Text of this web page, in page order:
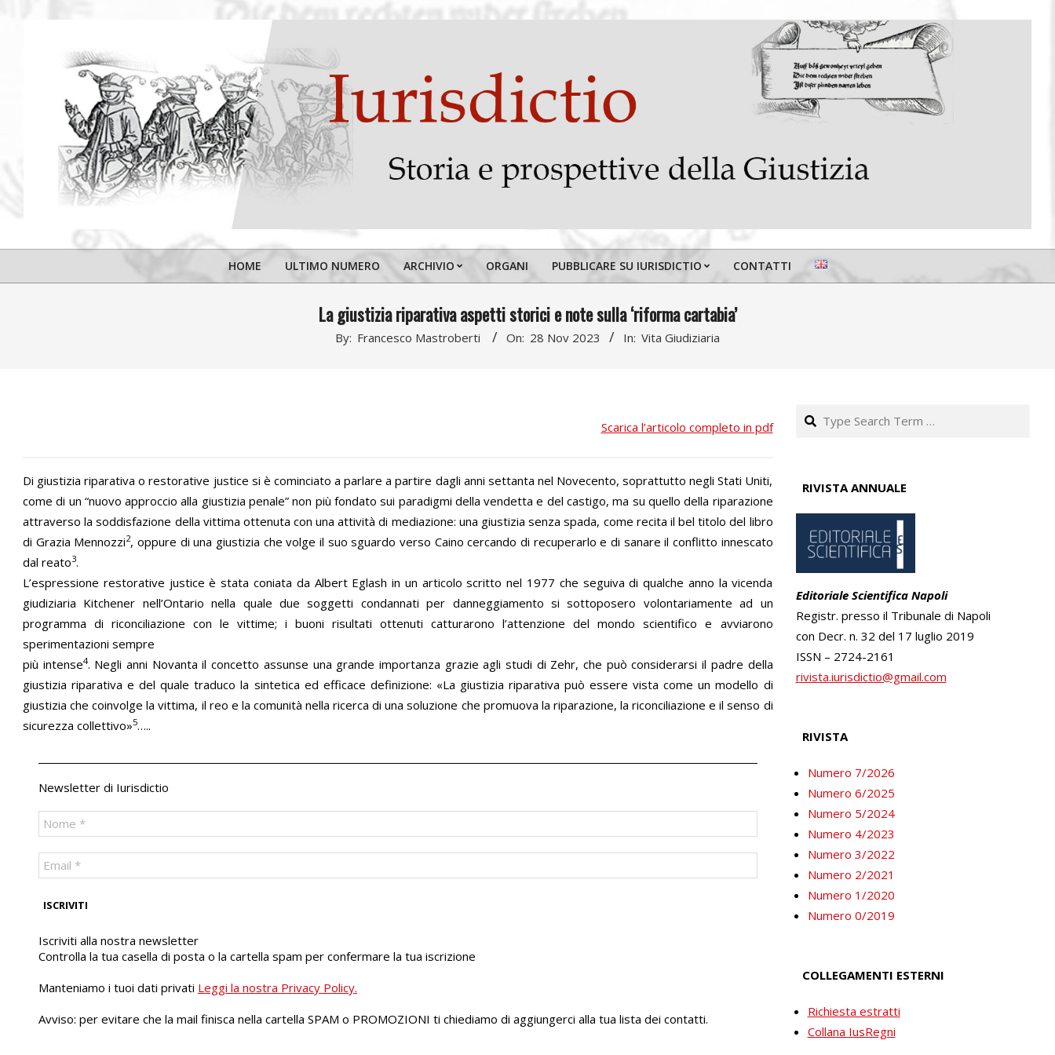
Iurisdictio
Primary
Menu
HOME ULTIMO NUMERO ARCHIVIO ORGANI PUBBLICARE SU IURISDICTIO CONTATTI
La giustizia riparativa aspetti storici e note sulla ‘riforma cartabia’
By: Francesco Mastroberti On: 28 Nov 2023 In: Vita Giudiziaria
Scarica l’articolo completo in pdf
Di giustizia riparativa o restorative justice si è cominciato a parlare a partire dagli anni settanta nel Novecento, soprattutto negli Stati Uniti,
come di un “nuovo approccio alla giustizia penale” non più fondato sui paradigmi della vendetta e del castigo, ma su quello della riparazione
attraverso la soddisfazione della vittima ottenuta con una attività di mediazione: una giustizia senza spada, come recita il bel titolo del libro
di Grazia Mennozzi2, oppure di una giustizia che volge il suo sguardo verso Caino cercando di recuperarlo e di sanare il conflitto innescato
dal reato3.
L’espressione restorative justice è stata coniata da Albert Eglash in un articolo scritto nel 1977 che seguiva di qualche anno la vicenda
giudiziaria Kitchener nell’Ontario nella quale due soggetti condannati per danneggiamento si sottoposero volontariamente ad un
programma di riconciliazione con le vittime; i buoni risultati ottenuti catturarono l’attenzione del mondo scientifico e avviarono
sperimentazioni sempre
più intense4. Negli anni Novanta il concetto assunse una grande importanza grazie agli studi di Zehr, che può considerarsi il padre della
giustizia riparativa e del quale traduco la sintetica ed efficace definizione: «La giustizia riparativa può essere vista come un modello di
giustizia che coinvolge la vittima, il reo e la comunità nella ricerca di una soluzione che promuova la riparazione, la riconciliazione e il senso di
sicurezza collettivo»5…..
Newsletter di Iurisdictio
Iscriviti alla nostra newsletter
Controlla la tua casella di posta o la cartella spam per confermare la tua iscrizione
Manteniamo i tuoi dati privati Leggi la nostra Privacy Policy.
Avviso: per evitare che la mail finisca nella cartella SPAM o PROMOZIONI ti chiediamo di aggiungerci alla tua lista dei contatti.
Search
RIVISTA ANNUALE
Editoriale Scientifica Napoli
Registr. presso il Tribunale di Napoli
con Decr. n. 32 del 17 luglio 2019
ISSN – 2724-2161
rivista.iurisdictio@gmail.com
RIVISTA
Numero 7/2026
Numero 6/2025
Numero 5/2024
Numero 4/2023
Numero 3/2022
Numero 2/2021
Numero 1/2020
Numero 0/2019
COLLEGAMENTI ESTERNI
Richiesta estratti
Collana IusRegni